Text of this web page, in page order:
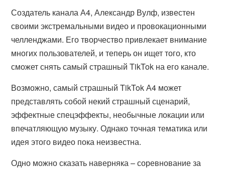
Создатель канала А4, Александр Вулф, известен
своими экстремальными видео и провокационными
челленджами. Его творчество привлекает внимание
многих пользователей, и теперь он ищет того, кто
сможет снять самый страшный TikTok на его канале.
Возможно, самый страшный TikTok А4 может
представлять собой некий страшный сценарий,
эффектные спецэффекты, необычные локации или
впечатляющую музыку. Однако точная тематика или
идея этого видео пока неизвестна.
Одно можно сказать наверняка – соревнование за